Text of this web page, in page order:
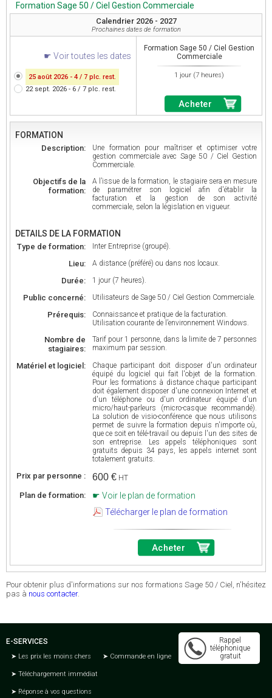
Formation Sage 50 / Ciel Gestion Commerciale
Calendrier 2026 - 2027
Prochaines dates de formation
Voir toutes les dates
25 août 2026 - 4 / 7 plc. rest.
22 sept. 2026 - 6 / 7 plc. rest.
Formation Sage 50 / Ciel Gestion
Commerciale
1 jour (7 heures)
Acheter
FORMATION
Description:
Une formation pour maîtriser et optimiser votre
gestion commerciale avec Sage 50 / Ciel Gestion
Commerciale.
Objectifs de la
formation:
A l’issue de la formation, le stagiaire sera en mesure
de paramétrer son logiciel afin d'établir la
facturation et la gestion de son activité
commerciale, selon la législation en vigueur.
DETAILS DE LA FORMATION
Type de formation: Inter Entreprise (groupé).
Lieu: A distance (préféré) ou dans nos locaux.
Durée: 1 jour (7 heures).
Public concerné: Utilisateurs de Sage 50 / Ciel Gestion Commerciale.
Prérequis:
Connaissance et pratique de la facturation.
Utilisation courante de l’environnement Windows.
Nombre de
stagiaires:
Tarif pour 1 personne, dans la limite de 7 personnes
maximum par session.
Matériel et logiciel:
Chaque participant doit disposer d'un ordinateur
équipé du logiciel qui fait l'objet de la formation.
Pour les formations à distance chaque participant
doit également disposer d'une connexion Internet et
d'un téléphone ou d'un ordinateur équipé d'un
micro/haut-parleurs (micro-casque recommandé).
La solution de visio-conférence que nous utilisons
permet de suivre la formation depuis n'importe où,
que ce soit en télé-travail ou depuis l'un des sites de
son entreprise. Les appels téléphoniques sont
gratuits depuis 34 pays, les appels internet sont
totalement gratuits.
Prix par personne : 600 € HT
Plan de formation:
Voir le plan de formation
Télécharger le plan de formation
Acheter
Pour obtenir plus d'informations sur nos formations Sage 50 / Ciel, n'hésitez
pas à nous contacter.
Rappel
téléphonique
gratuit
E-SERVICES
Les prix les moins chers Commande en ligne
Téléchargement immédiat
Réponse à vos questions